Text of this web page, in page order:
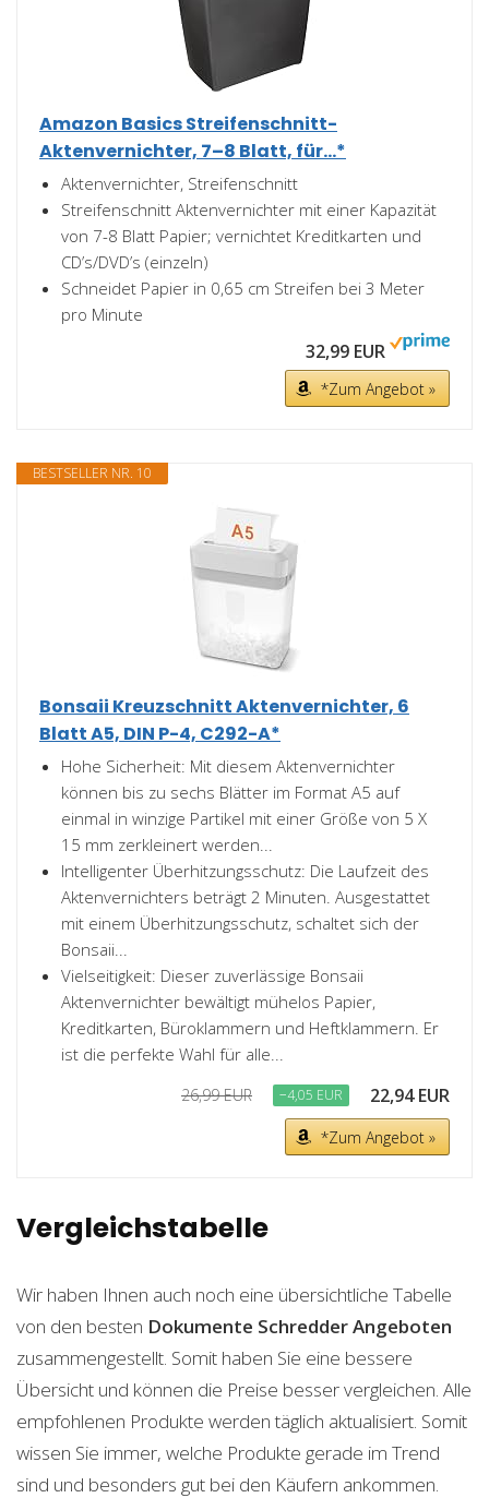
Amazon Basics Streifenschnitt-
Aktenvernichter, 7–8 Blatt, für...*
Aktenvernichter, Streifenschnitt
Streifenschnitt Aktenvernichter mit einer Kapazität
von 7-8 Blatt Papier; vernichtet Kreditkarten und
CD’s/DVD’s (einzeln)
Schneidet Papier in 0,65 cm Streifen bei 3 Meter
pro Minute
32,99 EUR
*Zum Angebot »
BESTSELLER NR. 10
Bonsaii Kreuzschnitt Aktenvernichter, 6
Blatt A5, DIN P-4, C292-A*
Hohe Sicherheit: Mit diesem Aktenvernichter
können bis zu sechs Blätter im Format A5 auf
einmal in winzige Partikel mit einer Größe von 5 X
15 mm zerkleinert werden...
Intelligenter Überhitzungsschutz: Die Laufzeit des
Aktenvernichters beträgt 2 Minuten. Ausgestattet
mit einem Überhitzungsschutz, schaltet sich der
Bonsaii...
Vielseitigkeit: Dieser zuverlässige Bonsaii
Aktenvernichter bewältigt mühelos Papier,
Kreditkarten, Büroklammern und Heftklammern. Er
ist die perfekte Wahl für alle...
26,99 EUR −4,05 EUR 22,94 EUR
*Zum Angebot »
Vergleichstabelle
Wir haben Ihnen auch noch eine übersichtliche Tabelle
von den besten Dokumente SchredderAngeboten
zusammengestellt. Somit haben Sie eine bessere
Übersicht und können die Preise besser vergleichen. Alle
empfohlenen Produkte werden täglich aktualisiert. Somit
wissen Sie immer, welche Produkte gerade im Trend
sind und besonders gut bei den Käufern ankommen.